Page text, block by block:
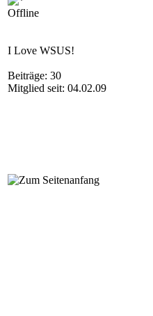
Offline
I Love WSUS!
Beiträge: 30
Mitglied seit: 04.02.09